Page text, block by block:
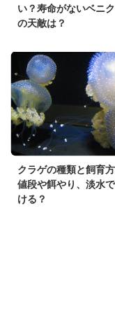
い？寿命がないベニ
の天敵は？
クラゲの種類と飼育方
値段や餌やり、淡水
ける？